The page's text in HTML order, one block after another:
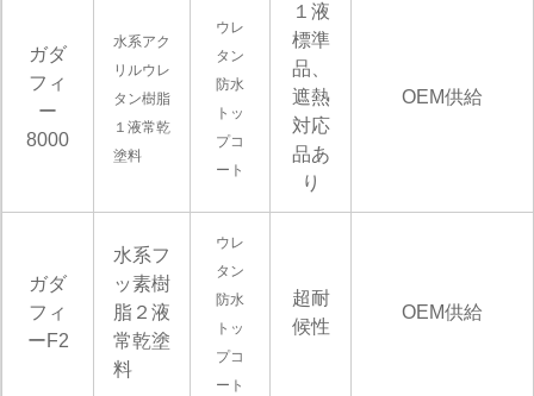
ガダ
フィ
ー
8000
水系アク
リルウレ
タン樹脂
１液常乾
塗料
ウレ
タン
防水
トッ
プコ
ート
１液
標準
品、
遮熱
対応
品あ
り
OEM供給
ガダ
フィ
ーF2
水系フ
ッ素樹
脂２液
常乾塗
料
ウレ
タン
防水
トッ
プコ
ート
超耐
候性
OEM供給